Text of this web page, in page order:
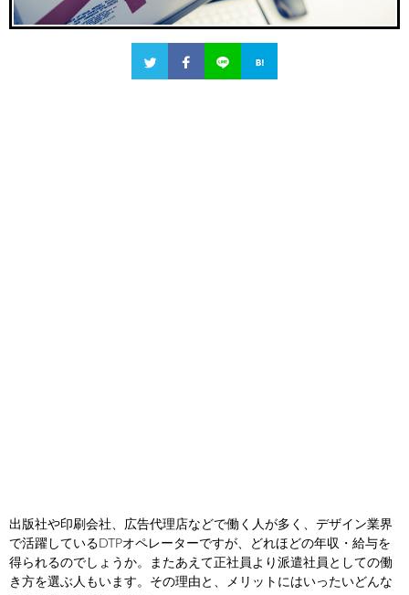
出版社や印刷会社、広告代理店などで働く人が多く、デザイン業界
で活躍しているDTPオペレーターですが、どれほどの年収・給与を
得られるのでしょうか。またあえて正社員より派遣社員としての働
き方を選ぶ人もいます。その理由と、メリットにはいったいどんな